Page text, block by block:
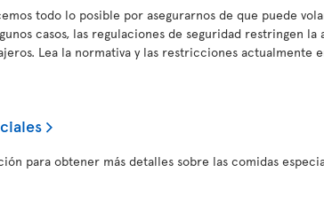
todo lo posible por asegurarnos de que puede
casos, las regulaciones de seguridad restringen la
Lea la normativa y las restricciones actualmente
para obtener más detalles sobre las comidas